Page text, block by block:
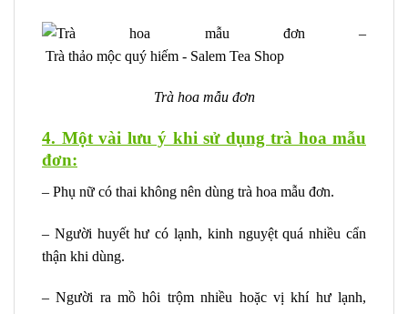
Trà hoa mẫu đơn
4. Một vài lưu ý khi sử dụng trà hoa mẫu
đơn:
– Phụ nữ có thai không nên dùng trà hoa mẫu đơn.
– Người huyết hư có lạnh, kinh nguyệt quá nhiều cẩn
thận khi dùng.
– Người ra mồ hôi trộm nhiều hoặc vị khí hư lạnh,